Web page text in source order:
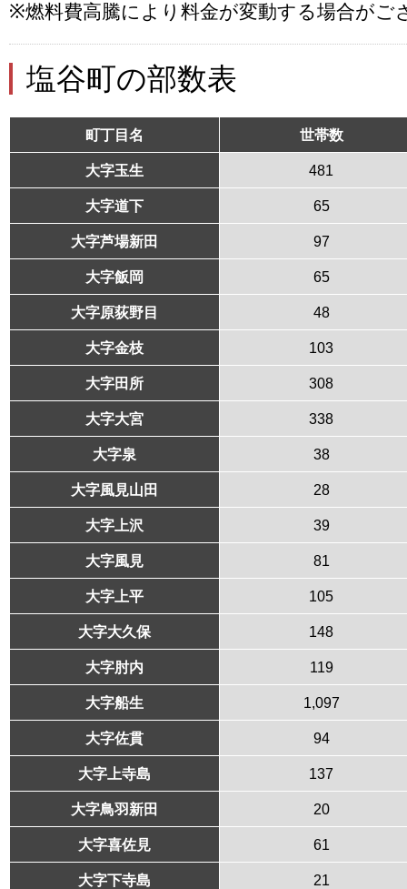
※燃料費高騰により料金が変動する場合がご
塩谷町の部数表
町丁目名 世帯数
大字玉生 481
大字道下 65
大字芦場新田 97
大字飯岡 65
大字原荻野目 48
大字金枝 103
大字田所 308
大字大宮 338
大字泉 38
大字風見山田 28
大字上沢 39
大字風見 81
大字上平 105
大字大久保 148
大字肘内 119
大字船生 1,097
大字佐貫 94
大字上寺島 137
大字鳥羽新田 20
大字喜佐見 61
大字下寺島 21